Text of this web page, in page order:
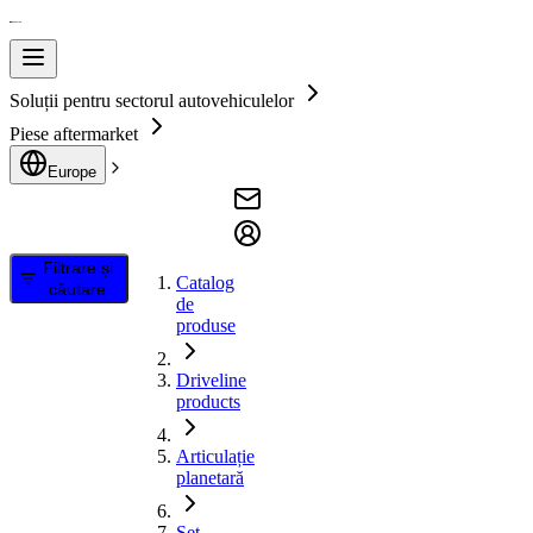
Soluții pentru sectorul autovehiculelor
Piese aftermarket
Europe
Filtrare și
căutare
Catalog
de
produse
Driveline
products
Articulație
planetară